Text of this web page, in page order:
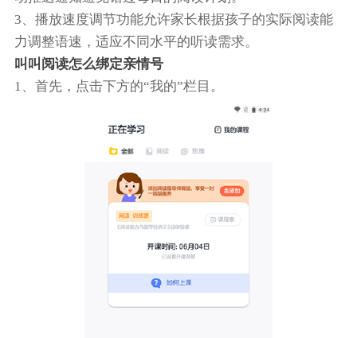
3、播放速度调节功能允许家长根据孩子的实际阅读能
力调整语速，适应不同水平的听读需求。
叫叫阅读怎么绑定亲情号
1、首先，点击下方的“我的”栏目。